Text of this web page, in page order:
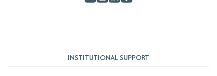
INSTITUTIONAL SUPPORT